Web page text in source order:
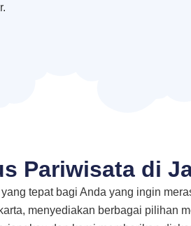
Pariwisata di
tepat bagi Anda yang ingin
menyediakan berbagai pilihan